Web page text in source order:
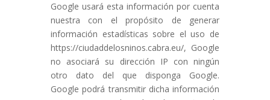
Google usará esta información por cuenta
nuestra con el propósito de generar
información estadísticas sobre el uso de
https://ciudaddelosninos.cabra.eu/, Google
no asociará su dirección IP con ningún
otro dato del que disponga Google.
Google podrá transmitir dicha información